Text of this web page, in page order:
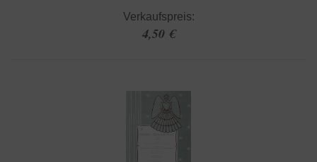
Verkaufspreis:
4,50 €